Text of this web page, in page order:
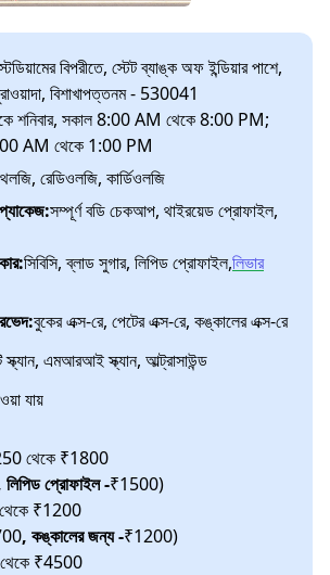
বিপরীতে, স্টেট ব্যাঙ্ক অফ ইন্ডিয়ার পাশে,
বিশাখাপত্তনম - 530041
শনিবার, সকাল 8:00 AM থেকে 8:00 PM;
AM থেকে 1:00 PM
রেডিওলজি, কার্ডিওলজি
সম্পূর্ণ বডি চেকআপ, থাইরয়েড প্রোফাইল,
সিবিসি, ব্লাড সুগার, লিপিড প্রোফাইল,লিভার
বুকের এক্স-রে, পেটের এক্স-রে, কঙ্কালের এক্স-রে
স্ক্যান, এমআরআই স্ক্যান, আল্ট্রাসাউন্ড
যায়
থেকে ₹1800
লিপিড প্রোফাইল -₹1500)
₹1200
, কঙ্কালের জন্য -₹1200)
₹4500